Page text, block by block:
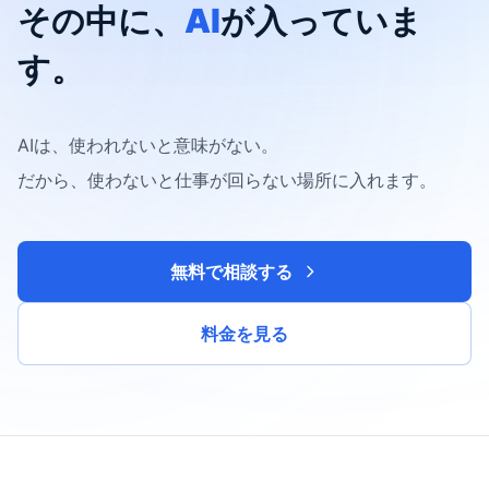
その中に、 AIが入っていま
す。
AIは、使われないと意味がない。
だから、使わないと仕事が回らない場所に入れます。
無料で相談する
料金を見る